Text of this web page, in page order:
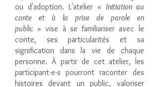
ou d'adoption. L'atelier « Initiation au
conte et à la prise de parole en
public » vise à se familiariser avec le
conte, ses particularités et sa
signification dans la vie de chaque
personne. À partir de cet atelier, les
participant-e-s pourront raconter des
histoires devant un public, valoriser